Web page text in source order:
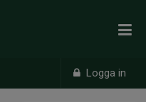
Logga in